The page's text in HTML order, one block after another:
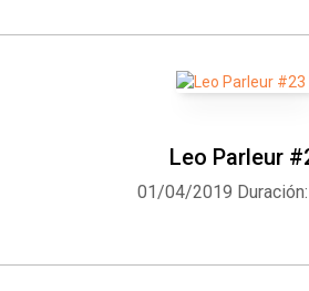
Leo Parleur
01/04/2019